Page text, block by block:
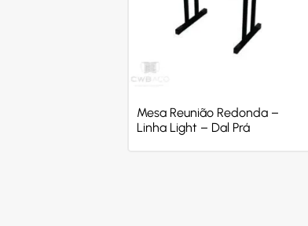
Mesa Reunião Redonda –
Linha Light – Dal Prá